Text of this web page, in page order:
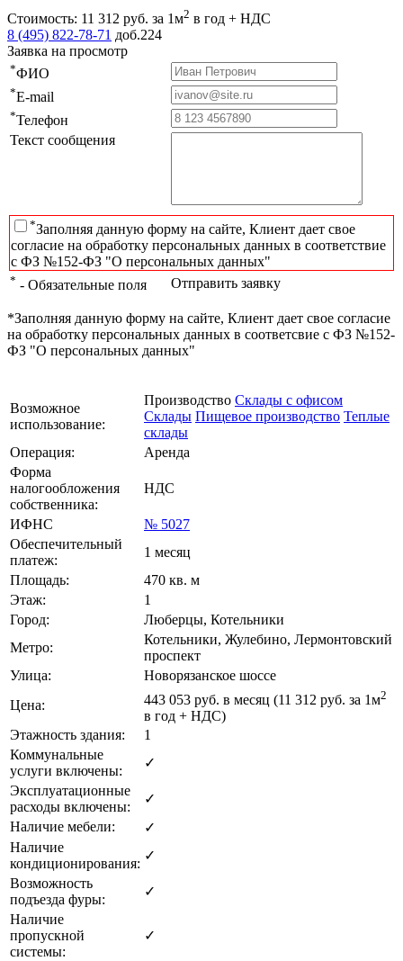
Стоимость: 11 312 руб. за 1м2 в год + НДС
8 (495) 822-78-71 доб.224
Заявка на просмотр
*ФИО
*E-mail
*Телефон
Текст сообщения
*Заполняя данную форму на сайте, Клиент дает свое
согласие на обработку персональных данных в соответствие
с ФЗ №152-ФЗ "О персональных данных"
* - Обязательные поля Отправить заявку
*Заполняя данную форму на сайте, Клиент дает свое согласие
на обработку персональных данных в соответсвие с ФЗ №152-
ФЗ "О персональных данных"
Возможное
использование:
Производство Склады с офисом
Склады Пищевое производство Теплые
склады
Операция:
Аренда
Форма
налогообложения
собственника:
НДС
ИФНС
№ 5027
Обеспечительный
платеж:
1 месяц
Площадь:
470 кв. м
Этаж:
1
Город:
Люберцы, Котельники
Метро:
Котельники, Жулебино, Лермонтовский
проспект
Улица:
Новорязанское шоссе
Цена:
443 053 руб. в месяц (11 312 руб. за 1м2
в год + НДС)
Этажность здания:
1
Коммунальные
услуги включены:
✓
Эксплуатационные
расходы включены:
✓
Наличие мебели:
✓
Наличие
кондиционирования:
✓
Возможность
подъезда фуры:
✓
Наличие
пропускной
системы:
✓